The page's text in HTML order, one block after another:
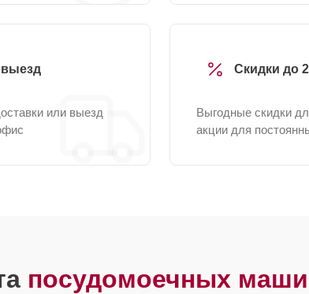
выезд
или выезд
Скидки до
Выгодные скидки
акции для
посудомоечных